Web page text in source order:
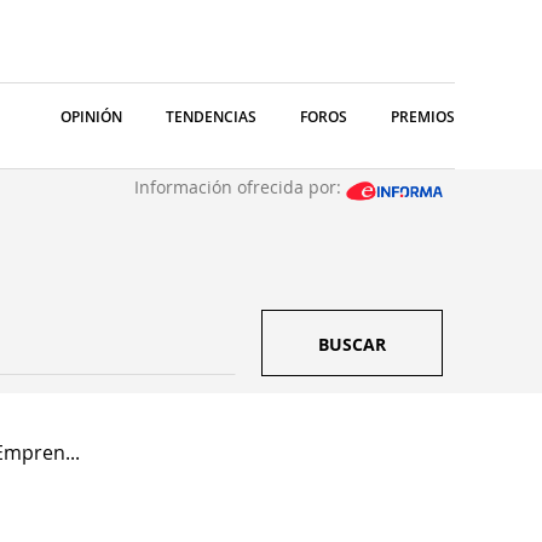
OPINIÓN TENDENCIAS FOROS PREMIOS
Información ofrecida por:
BUSCAR